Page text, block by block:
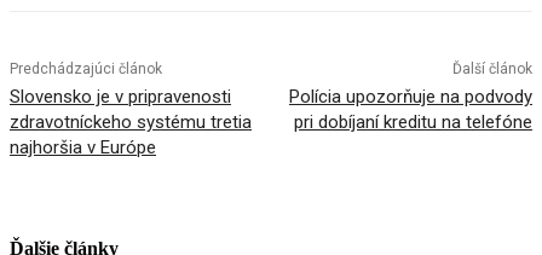
Predchádzajúci článok
Slovensko je v pripravenosti
zdravotníckeho systému tretia
najhoršia v Európe
Ďalší článok
Polícia upozorňuje na podvody
pri dobíjaní kreditu na telefóne
Ďalšie články